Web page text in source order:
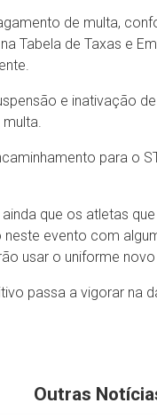
de multa,
Tabela de Taxas e
e inativação
para o
que os atletas
neste evento com
usar o uniforme novo
passa a vigorar na
Outras